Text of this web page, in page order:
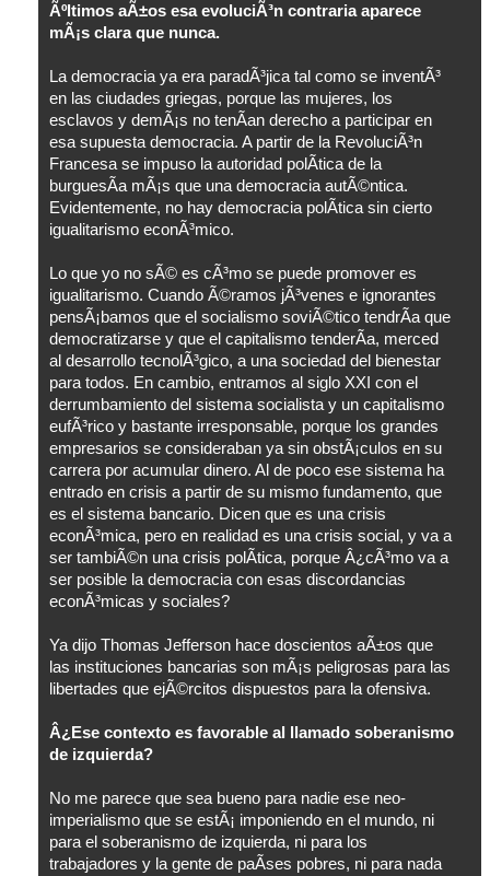
Ãºltimos aÃ±os esa evoluciÃ³n contraria aparece
mÃ¡s clara que nunca.
La democracia ya era paradÃ³jica tal como se inventÃ³
en las ciudades griegas, porque las mujeres, los
esclavos y demÃ¡s no tenÃ­an derecho a participar en
esa supuesta democracia. A partir de la RevoluciÃ³n
Francesa se impuso la autoridad polÃ­tica de la
burguesÃ­a mÃ¡s que una democracia autÃ©ntica.
Evidentemente, no hay democracia polÃ­tica sin cierto
igualitarismo econÃ³mico.
Lo que yo no sÃ© es cÃ³mo se puede promover es
igualitarismo. Cuando Ã©ramos jÃ³venes e ignorantes
pensÃ¡bamos que el socialismo soviÃ©tico tendrÃ­a que
democratizarse y que el capitalismo tenderÃ­a, merced
al desarrollo tecnolÃ³gico, a una sociedad del bienestar
para todos. En cambio, entramos al siglo XXI con el
derrumbamiento del sistema socialista y un capitalismo
eufÃ³rico y bastante irresponsable, porque los grandes
empresarios se consideraban ya sin obstÃ¡culos en su
carrera por acumular dinero. Al de poco ese sistema ha
entrado en crisis a partir de su mismo fundamento, que
es el sistema bancario. Dicen que es una crisis
econÃ³mica, pero en realidad es una crisis social, y va a
ser tambiÃ©n una crisis polÃ­tica, porque Â¿cÃ³mo va a
ser posible la democracia con esas discordancias
econÃ³micas y sociales?
Ya dijo Thomas Jefferson hace doscientos aÃ±os que
las instituciones bancarias son mÃ¡s peligrosas para las
libertades que ejÃ©rcitos dispuestos para la ofensiva.
Â¿Ese contexto es favorable al llamado soberanismo
de izquierda?
No me parece que sea bueno para nadie ese neo-
imperialismo que se estÃ¡ imponiendo en el mundo, ni
para el soberanismo de izquierda, ni para los
trabajadores y la gente de paÃ­ses pobres, ni para nada